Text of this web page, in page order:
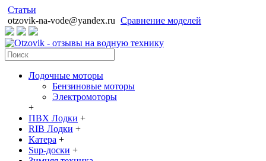
Статьи
otzovik-na-vode@yandex.ru Сравнение моделей
Лодочные моторы
Бензиновые моторы
Электромоторы
+
ПВХ Лодки +
RIB Лодки +
Катера +
Sup-доски +